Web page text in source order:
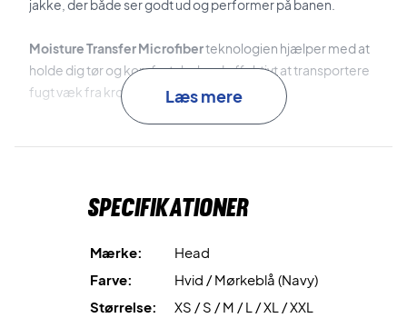
jakke, der både ser godt ud og performer på banen.
Moisture Transfer Microfiberteknologien hjælper med at
holde dig tør og komfortabel ved effektivt at transportere
fugt væk fra kroppen.
Elastiske kanterved talje, ærmeafslutninger og krave giver
sikker opbevaring af småting.
Læs mere
Specifikationer
Mærke:
Head
Farve:
Hvid / Mørkeblå (Navy)
Størrelse:
XS / S / M / L / XL / XXL